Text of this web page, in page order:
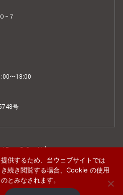
Scroll
−７
〜18:00
号
Co., Ltd.
供するため、当ウェブサイトでは
続き閲覧する場合、Cookie の使用
とみなされます。